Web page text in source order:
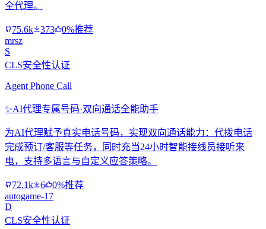
全代理。
75.6k 373
0%推荐
mrsz
S
CLS安全性认证
Agent Phone Call
✨AI代理专属号码·双向通话全能助手
为AI代理赋予真实电话号码，实现双向通话能力：代拨电话
完成预订/客服等任务，同时充当24小时智能接线员接听来
电，支持多语言与自定义应答策略。
72.1k 6
0%推荐
autogame-17
D
CLS安全性认证